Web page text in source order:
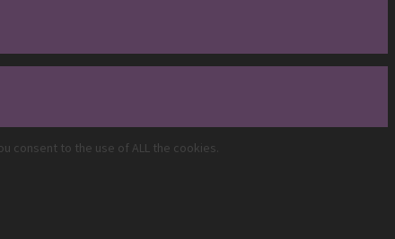
consent to the use of ALL the cookies.